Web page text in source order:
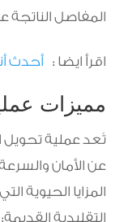
المفاصل الناتجة
اقرأ ايضا : أحدث
مميزات
تُعد عملية تحويل
عن الأمان
المزايا الحيوية
التقليدية القديمة: